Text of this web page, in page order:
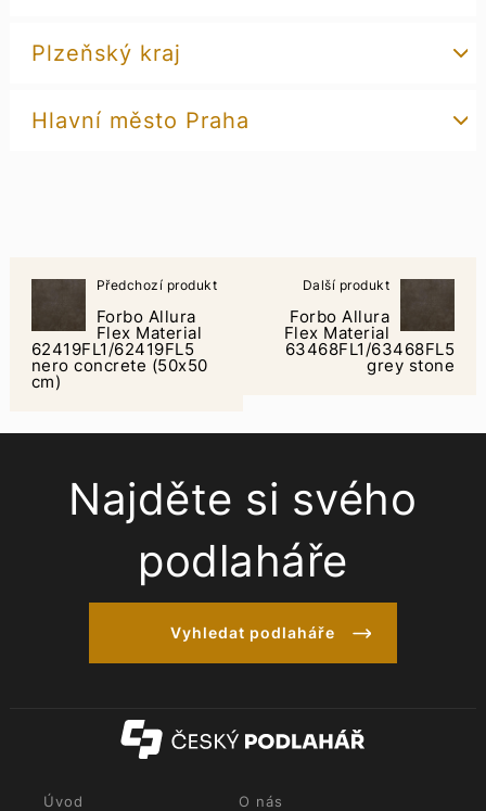
Plzeňský kraj
Hlavní město Praha
Předchozí produkt
Forbo Allura
Flex Material
62419FL1/62419FL5
nero concrete (50x50
cm)
Další produkt
Forbo Allura
Flex Material
63468FL1/63468FL5
grey stone
Najděte si svého
podlaháře
Vyhledat podlaháře
Úvod O nás